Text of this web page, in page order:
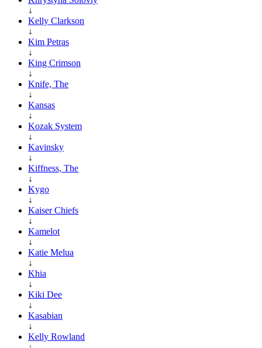
↓
Kelly Clarkson
↓
Kim Petras
↓
King Crimson
↓
Knife, The
↓
Kansas
↓
Kozak System
↓
Kavinsky
↓
Kiffness, The
↓
Kygo
↓
Kaiser Chiefs
↓
Kamelot
↓
Katie Melua
↓
Khia
↓
Kiki Dee
↓
Kasabian
↓
Kelly Rowland